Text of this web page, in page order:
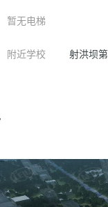
暂无电梯
附近学校 射洪坝